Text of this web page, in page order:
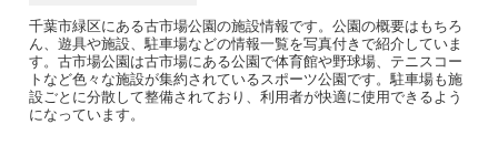
千葉市緑区にある古市場公園の施設情報です。公園の概要はもちろ
ん、遊具や施設、駐車場などの情報一覧を写真付きで紹介していま
す。古市場公園は古市場にある公園で体育館や野球場、テニスコー
トなど色々な施設が集約されているスポーツ公園です。駐車場も施
設ごとに分散して整備されており、利用者が快適に使用できるよう
になっています。